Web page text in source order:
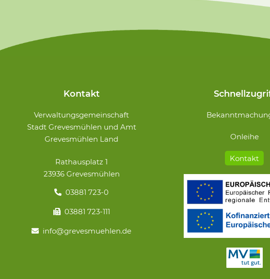
Kontakt
Verwaltungsgemeinschaft
Stadt Grevesmühlen und Amt
Grevesmühlen Land
Rathausplatz 1
23936 Grevesmühlen
03881 723-0
03881 723-111
info@grevesmuehlen.de
Navigation
Onleihe
Kontakt